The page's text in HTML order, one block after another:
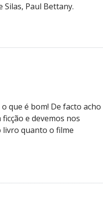
Paul Bettany.
que é bom! De facto acho
e devemos nos
livro quanto o filme